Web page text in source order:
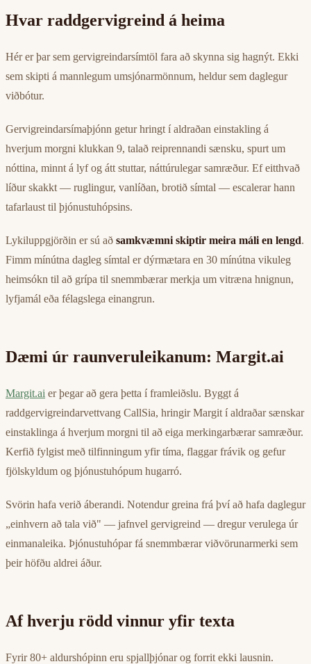
Hvar raddgervigreind á heima
Hér er þar sem gervigreindarsímtöl fara að skynna sig hagnýt. Ekki
sem skipti á mannlegum umsjónarmönnum, heldur sem daglegur
viðbótur.
Gervigreindarsímaþjónn getur hringt í aldraðan einstakling á
hverjum morgni klukkan 9, talað reiprennandi sænsku, spurt um
nóttina, minnt á lyf og átt stuttar, náttúrulegar samræður. Ef eitthvað
líður skakkt — ruglingur, vanlíðan, brotið símtal — escalerar hann
tafarlaust til þjónustuhópsins.
Lykiluppgjörðin er sú að samkvæmni skiptir meira máli en lengd.
Fimm mínútna dagleg símtal er dýrmætara en 30 mínútna vikuleg
heimsókn til að grípa til snemmbærar merkja um vitræna hnignun,
lyfjamál eða félagslega einangrun.
Dæmi úr raunveruleikanum: Margit.ai
Margit.ai er þegar að gera þetta í framleiðslu. Byggt á
raddgervigreindarvettvang CallSia, hringir Margit í aldraðar sænskar
einstaklinga á hverjum morgni til að eiga merkingarbærar samræður.
Kerfið fylgist með tilfinningum yfir tíma, flaggar frávik og gefur
fjölskyldum og þjónustuhópum hugarró.
Svörin hafa verið áberandi. Notendur greina frá því að hafa daglegur
„einhvern að tala við" — jafnvel gervigreind — dregur verulega úr
einmanaleika. Þjónustuhópar fá snemmbærar viðvörunarmerki sem
þeir höfðu aldrei áður.
Af hverju rödd vinnur yfir texta
Fyrir 80+ aldurshópinn eru spjallþjónar og forrit ekki lausnin.